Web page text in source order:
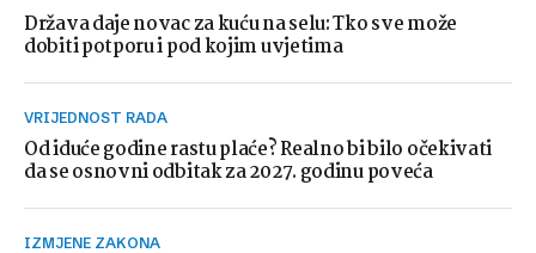
Država daje novac za kuću na selu: Tko sve može
dobiti potporu i pod kojim uvjetima
VRIJEDNOST RADA
Od iduće godine rastu plaće? Realno bi bilo očekivati
da se osnovni odbitak za 2027. godinu poveća
IZMJENE ZAKONA